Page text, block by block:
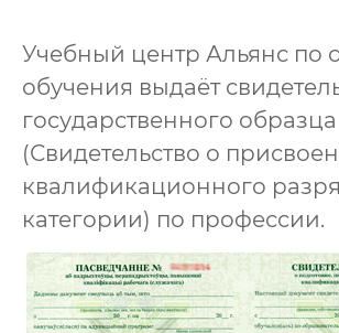
Учебный центр Альянс по
обучения выдаёт
государственного образца
(Свидетельство о
квалификационного
категории) по профессии.